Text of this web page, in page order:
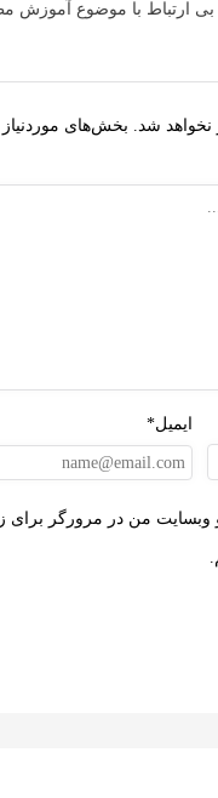
با موضوع آموزش مطرح شود
بخش‌های موردنیاز
در مرورگر برای زمانی که